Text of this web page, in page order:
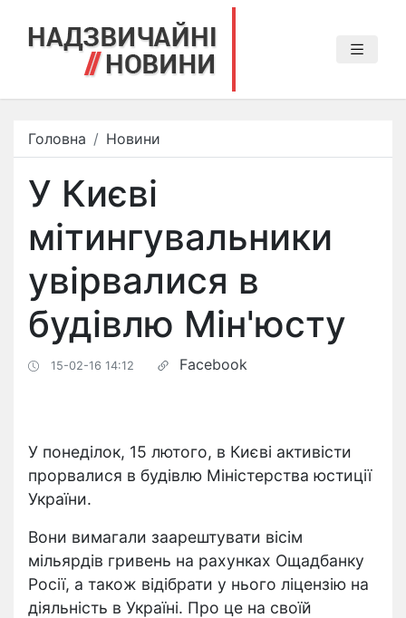
Головна Новини
У Києві
мітингувальники
увірвалися в
будівлю Мін'юсту
15-02-16 14:12 Facebook
У понеділок, 15 лютого, в Києві активісти
прорвалися в будівлю Міністерства юстиції
України.
Вони вимагали заарештувати вісім
мільярдів гривень на рахунках Ощадбанку
Росії, а також відібрати у нього ліцензію на
діяльність в Україні. Про це на своїй